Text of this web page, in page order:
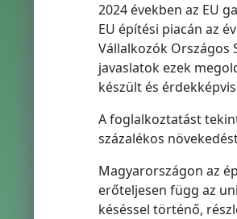
2024 években az EU
EU építési piacán az
Vállalkozók Országos
javaslatok ezek
készült és
A foglalkoztatást
százalékos
Magyarországon az
erőteljesen függ az
késéssel történő,